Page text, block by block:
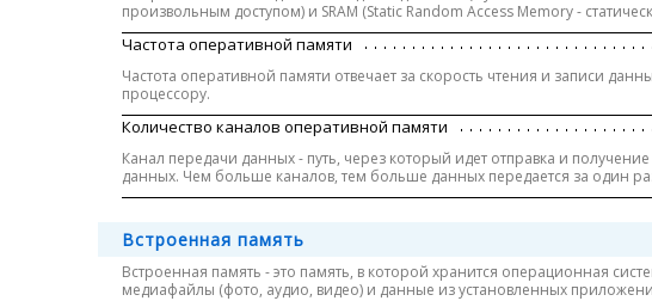
произвольным доступом) и SRAM (Static Random Access Memory -
Частота оперативной памяти
Частота оперативной памяти отвечает за скорость чтения и записи
процессору.
Количество каналов оперативной памяти
Канал передачи данных - путь, через который идет отправка и
данных. Чем больше каналов, тем больше данных передается за один
Встроенная память
Встроенная память - это память, в которой хранится операционная
медиафайлы (фото, аудио, видео) и данные из установленных